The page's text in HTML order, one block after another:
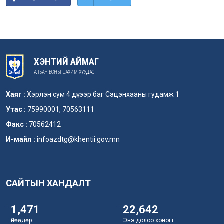
ХЭНТИЙ АЙМАГ
АЛБАН ЁСНЫ ЦАХИМ ХУУДАС
Хаяг : Хэрлэн сум 4 дүгээр баг Сэцэнхааны гудамж 1
Утас : 75990001, 70563111
Факс : 70562412
И-майл : infoazdtg@khentii.gov.mn
САЙТЫН ХАНДАЛТ
1,471
Өнөөдөр
22,642
Энэ долоо хоногт